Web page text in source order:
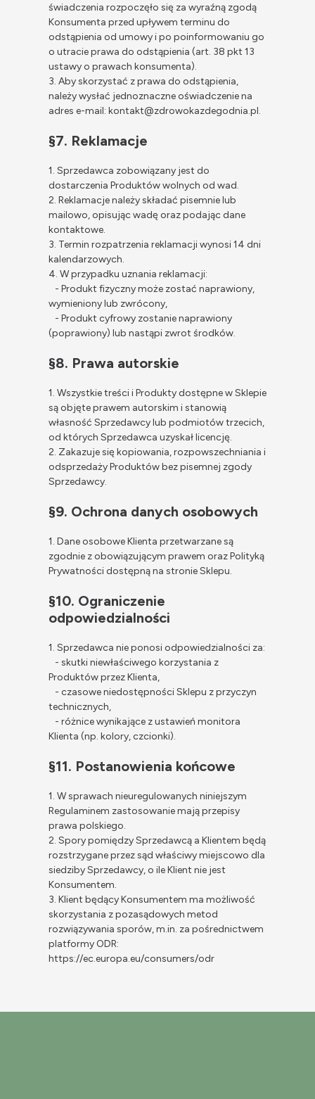
świadczenia rozpoczęło się za wyraźną zgodą
Konsumenta przed upływem terminu do
odstąpienia od umowy i po poinformowaniu go
o utracie prawa do odstąpienia (art. 38 pkt 13
ustawy o prawach konsumenta).
3. Aby skorzystać z prawa do odstąpienia,
należy wysłać jednoznaczne oświadczenie na
adres e-mail: kontakt@zdrowokazdegodnia.pl.
§7. Reklamacje
1. Sprzedawca zobowiązany jest do
dostarczenia Produktów wolnych od wad.
2. Reklamacje należy składać pisemnie lub
mailowo, opisując wadę oraz podając dane
kontaktowe.
3. Termin rozpatrzenia reklamacji wynosi 14 dni
kalendarzowych.
4. W przypadku uznania reklamacji:
- Produkt fizyczny może zostać naprawiony,
wymieniony lub zwrócony,
- Produkt cyfrowy zostanie naprawiony
(poprawiony) lub nastąpi zwrot środków.
§8. Prawa autorskie
1. Wszystkie treści i Produkty dostępne w Sklepie
są objęte prawem autorskim i stanowią
własność Sprzedawcy lub podmiotów trzecich,
od których Sprzedawca uzyskał licencję.
2. Zakazuje się kopiowania, rozpowszechniania i
odsprzedaży Produktów bez pisemnej zgody
Sprzedawcy.
§9. Ochrona danych osobowych
1. Dane osobowe Klienta przetwarzane są
zgodnie z obowiązującym prawem oraz Polityką
Prywatności dostępną na stronie Sklepu.
§10. Ograniczenie
odpowiedzialności
1. Sprzedawca nie ponosi odpowiedzialności za:
- skutki niewłaściwego korzystania z
Produktów przez Klienta,
- czasowe niedostępności Sklepu z przyczyn
technicznych,
- różnice wynikające z ustawień monitora
Klienta (np. kolory, czcionki).
§11. Postanowienia końcowe
1. W sprawach nieuregulowanych niniejszym
Regulaminem zastosowanie mają przepisy
prawa polskiego.
2. Spory pomiędzy Sprzedawcą a Klientem będą
rozstrzygane przez sąd właściwy miejscowo dla
siedziby Sprzedawcy, o ile Klient nie jest
Konsumentem.
3. Klient będący Konsumentem ma możliwość
skorzystania z pozasądowych metod
rozwiązywania sporów, m.in. za pośrednictwem
platformy ODR:
https://ec.europa.eu/consumers/odr